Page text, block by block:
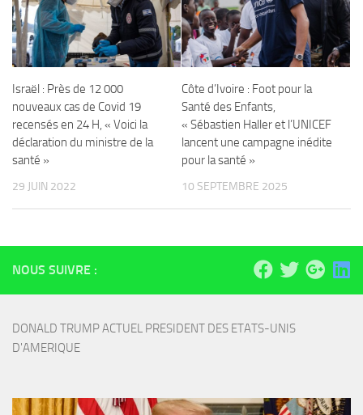
Israël : Près de 12 000
nouveaux cas de Covid 19
recensés en 24 H, « Voici la
déclaration du ministre de la
santé »
29 JUIN 2022
Côte d’Ivoire : Foot pour la
Santé des Enfants,
« Sébastien Haller et l’UNICEF
lancent une campagne inédite
pour la santé »
10 SEPTEMBRE 2025
NOUS SUIVRE :
DONALD TRUMP ACTUEL PRESIDENT DES ETATS-UNIS
D'AMERIQUE